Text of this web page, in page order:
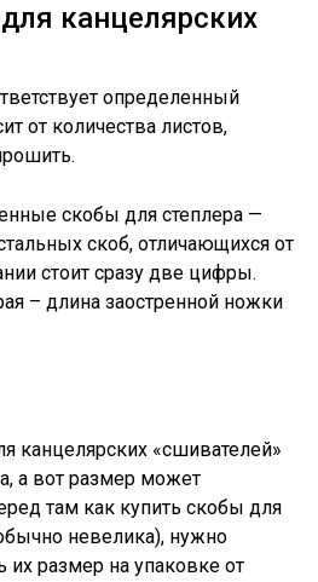
канцелярских
определенный
от количества листов,
скобы для степлера —
скоб, отличающихся от
стоит сразу две цифры.
– длина заостренной ножки
канцелярских «сшивателей»
а вот размер может
там как купить скобы для
невелика), нужно
их размер на упаковке от